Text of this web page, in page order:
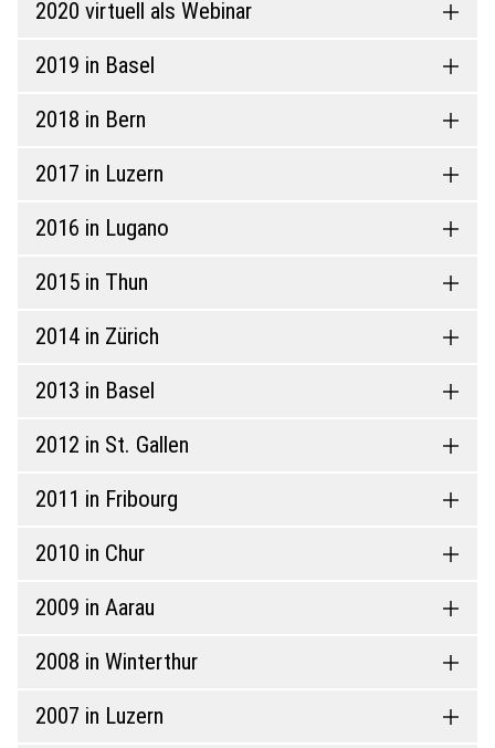
2020 virtuell als Webinar
2019 in Basel
2018 in Bern
2017 in Luzern
2016 in Lugano
2015 in Thun
2014 in Zürich
2013 in Basel
2012 in St. Gallen
2011 in Fribourg
2010 in Chur
2009 in Aarau
2008 in Winterthur
2007 in Luzern